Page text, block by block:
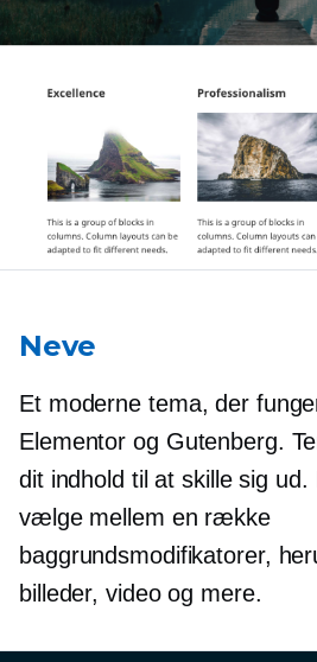
Neve
Et moderne tema, der
Elementor og Gutenberg.
dit indhold til at skille sig
vælge mellem en række
baggrundsmodifikatorer,
billeder, video og mere.